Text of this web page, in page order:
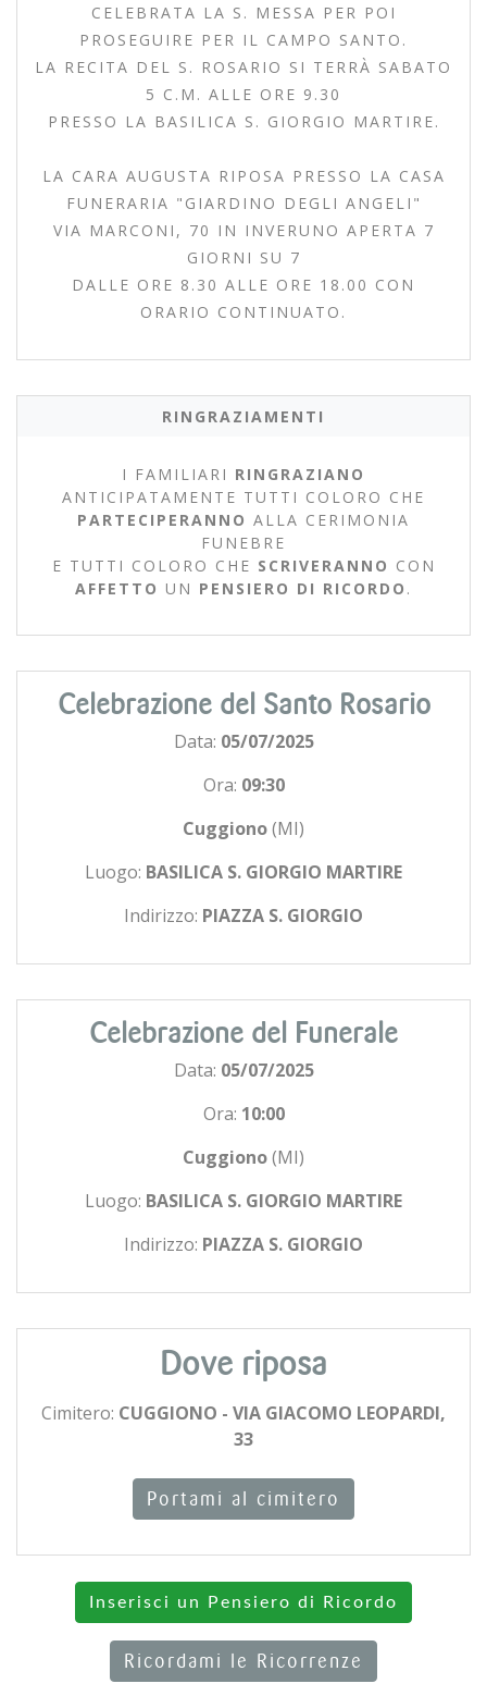
CELEBRATA LA S. MESSA PER POI
PROSEGUIRE PER IL CAMPO SANTO.
LA RECITA DEL S. ROSARIO SI TERRÀ SABATO
5 C.M. ALLE ORE 9.30
PRESSO LA BASILICA S. GIORGIO MARTIRE.
LA CARA AUGUSTA RIPOSA PRESSO LA CASA
FUNERARIA "GIARDINO DEGLI ANGELI"
VIA MARCONI, 70 IN INVERUNO APERTA 7
GIORNI SU 7
DALLE ORE 8.30 ALLE ORE 18.00 CON
ORARIO CONTINUATO.
RINGRAZIAMENTI
I FAMILIARI RINGRAZIANO
ANTICIPATAMENTE TUTTI COLORO CHE
PARTECIPERANNO ALLA CERIMONIA
FUNEBRE
E TUTTI COLORO CHE SCRIVERANNO CON
AFFETTO UN PENSIERO DI RICORDO .
Celebrazione del Santo Rosario
Data: 05/07/2025
Ora: 09:30
Cuggiono(MI)
Luogo: BASILICA S. GIORGIO MARTIRE
Indirizzo: PIAZZA S. GIORGIO
Celebrazione del Funerale
Data: 05/07/2025
Ora: 10:00
Cuggiono(MI)
Luogo: BASILICA S. GIORGIO MARTIRE
Indirizzo: PIAZZA S. GIORGIO
Dove riposa
Cimitero: CUGGIONO - VIA GIACOMO LEOPARDI,
33
Portami al cimitero
Inserisci un Pensiero di Ricordo
Ricordami le Ricorrenze